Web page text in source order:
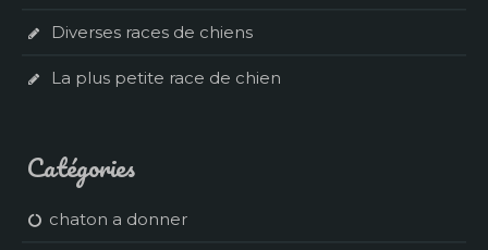
Diverses races de chiens
La plus petite race de chien
Catégories
chaton a donner